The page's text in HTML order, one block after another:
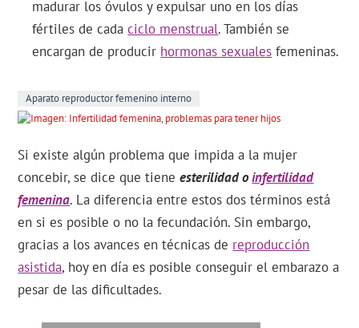
madurar los óvulos y expulsar uno en los días
fértiles de cadaciclo menstrual. También se
encargan de producir hormonas sexuales femeninas.
Aparato reproductor femenino interno
Si existe algún problema que impida a la mujer
concebir, se dice que tieneesterilidad oinfertilidad
femenina. La diferencia entre estos dos términos está
en si es posible o no la fecundación. Sin embargo,
gracias a los avances en técnicas de reproducción
asistida, hoy en día es posible conseguir el embarazo a
pesar de las dificultades.